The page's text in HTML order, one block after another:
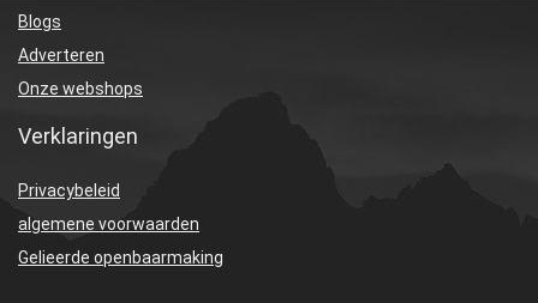
Blogs
Adverteren
Onze webshops
Verklaringen
Privacybeleid
algemene voorwaarden
Gelieerde openbaarmaking